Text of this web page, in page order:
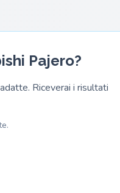
Pajero?
Riceverai i risultati